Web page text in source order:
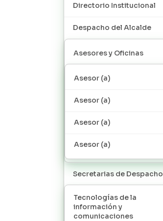
Directorio Institucional
Despacho del Alcalde
Asesores y Oficinas
Asesor (a)
Asesor (a)
Asesor (a)
Asesor (a)
Secretarias de Despacho
Tecnologías de la
información y
comunicaciones